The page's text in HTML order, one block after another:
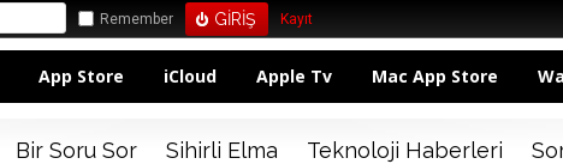
Remember Kayıt
App Store iCloud Apple Tv Mac App Store
Bir Soru Sor Sihirli Elma Teknoloji Haberleri